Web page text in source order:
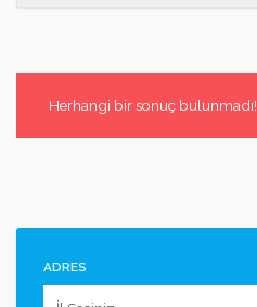
Herhangi bir sonuç bulunmadı!
ADRES